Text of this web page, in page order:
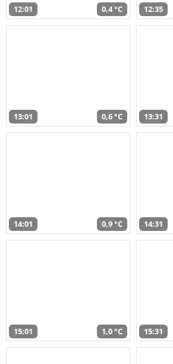
12:01 0,4 °C 12:35
13:01 0,6 °C 13:31
14:01 0,9 °C 14:31
15:01 1,0 °C 15:31